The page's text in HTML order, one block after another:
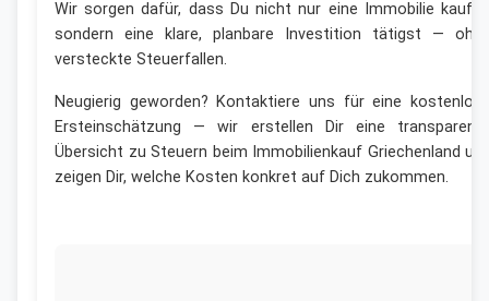
Wir sorgen dafür, dass Du nicht nur eine Immobilie
sondern eine klare, planbare Investition tätigst —
versteckte Steuerfallen.
Neugierig geworden? Kontaktiere uns für eine
Ersteinschätzung — wir erstellen Dir eine
Übersicht zu Steuern beim Immobilienkauf Griechenland
zeigen Dir, welche Kosten konkret auf Dich zukommen.